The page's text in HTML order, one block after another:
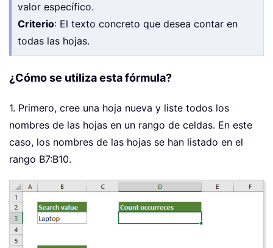
valor específico.
Criterio: El texto concreto que desea contar en
todas las hojas.
¿Cómo se utiliza esta fórmula?
1. Primero, cree una hoja nueva y liste todos los
nombres de las hojas en un rango de celdas. En este
caso, los nombres de las hojas se han listado en el
rango B7:B10.